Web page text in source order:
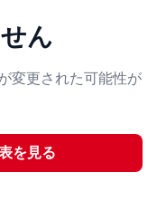
ん
変更された可能性が
を見る